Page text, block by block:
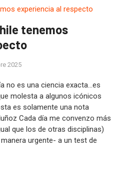
tenemos
2025
no es una ciencia exacta…es
molesta a algunos icónicos
es solamente una nota
Cada día me convenzo más
que los de otras disciplinas)
urgente- a un test de